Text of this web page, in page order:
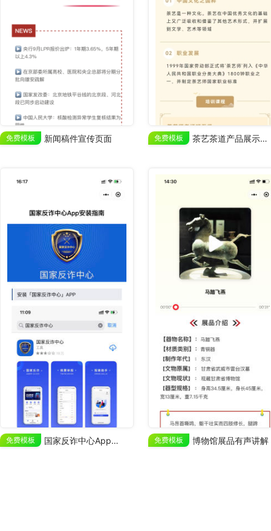
免费模板 新闻稿件宣传页面 免费模板 茶艺茶道产品展示宣传
免费模板 国家反诈中心App推广 免费模板 博物馆展品有声讲解